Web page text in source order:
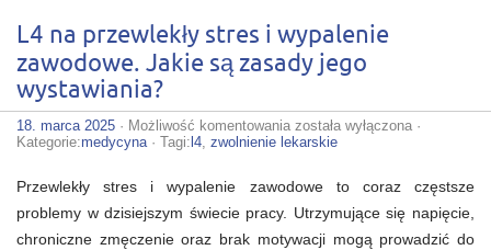
L4 na przewlekły stres i wypalenie
zawodowe. Jakie są zasady jego
wystawiania?
18. marca 2025 · Możliwość komentowania L4
na
i
wypalenie
zawodowe.
Jakie
została wyłączona ·
Kategorie:medycyna· Tagi: l4, zwolnienie lekarskie
Przewlekły stres i wypalenie zawodowe to coraz częstsze
problemy w dzisiejszym świecie pracy. Utrzymujące się napięcie,
chroniczne zmęczenie oraz brak motywacji mogą prowadzić do